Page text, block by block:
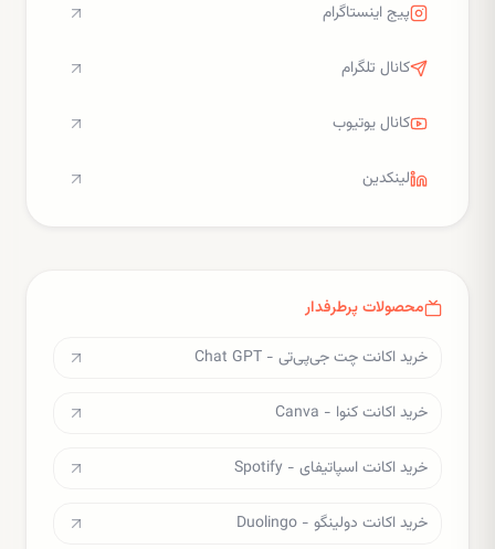
پیج اینستاگرام
کانال تلگرام
کانال یوتیوب
لینکدین
محصولات پرطرفدار
خرید اکانت چت جی‌پی‌تی - Chat GPT
خرید اکانت کنوا - Canva
خرید اکانت اسپاتیفای - Spotify
خرید اکانت دولینگو - Duolingo